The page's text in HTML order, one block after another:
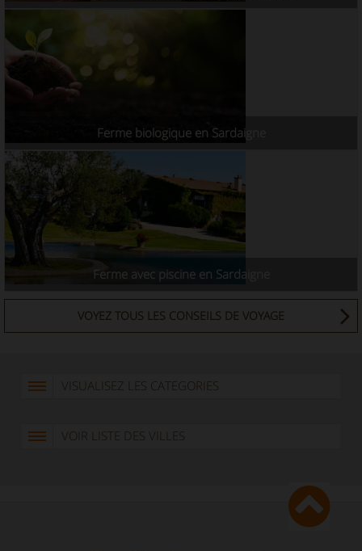
Ferme biologique en Sardaigne
Ferme avec piscine en Sardaigne
VOYEZ TOUS LES CONSEILS DE VOYAGE
VISUALISEZ LES CATEGORIES
VOIR LISTE DES VILLES